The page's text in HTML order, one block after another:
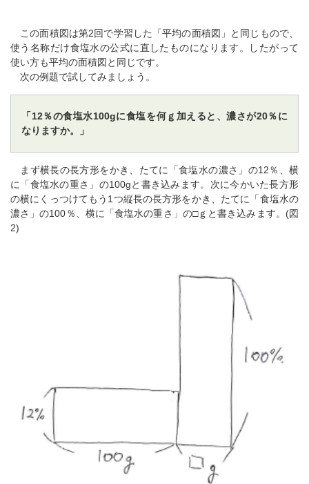
この面積図は第2回で学習した「平均の面積図」と同じもので、
使う名称だけ食塩水の公式に直したものになります。したがって
使い方も平均の面積図と同じです。
次の例題で試してみましょう。
「12％の食塩水100gに食塩を何ｇ加えると、濃さが20％に
なりますか。」
まず横長の長方形をかき、たてに「食塩水の濃さ」の12％、横
に「食塩水の重さ」の100gと書き込みます。次に今かいた長方形
の横にくっつけてもう1つ縦長の長方形をかき、たてに「食塩水の
濃さ」の100％、横に「食塩水の重さ」の□ｇと書き込みます。(図
2)